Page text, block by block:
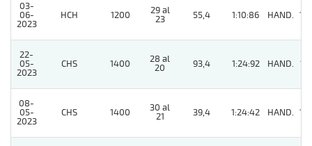
03-
06-
2023
HCH 1200
29 al
23
55,4 1:10:86 HAND. 10
22-
05-
2023
CHS 1400
28 al
20
93,4 1:24:92 HAND. 12
08-
05-
2023
CHS 1400
30 al
21
39,4 1:24:42 HAND. 10